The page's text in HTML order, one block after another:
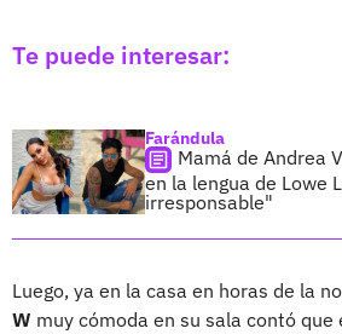
Te puede interesar:
Farándula
Mamá de Andrea
en la lengua de Lowe
irresponsable"
Luego, ya en la casa en horas de la
W muy cómoda en su sala contó que